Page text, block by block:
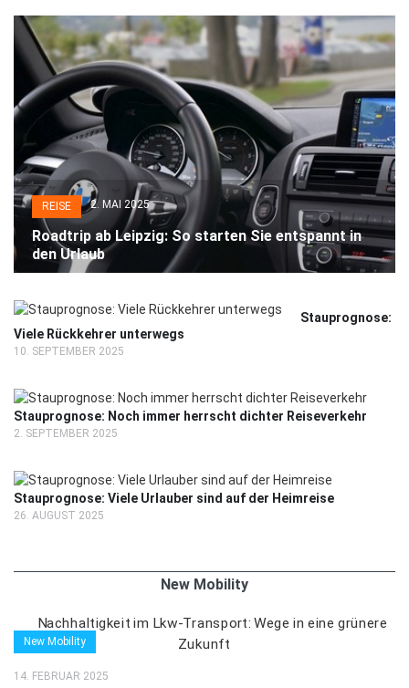
REISE 2. MAI 2025
Roadtrip ab Leipzig: So starten Sie entspannt in
den Urlaub
Stauprognose:
Viele Rückkehrer unterwegs
10. SEPTEMBER 2025
Stauprognose: Noch immer herrscht dichter Reiseverkehr
2. SEPTEMBER 2025
Stauprognose: Viele Urlauber sind auf der Heimreise
26. AUGUST 2025
New Mobility
New Mobility
14. FEBRUAR 2025